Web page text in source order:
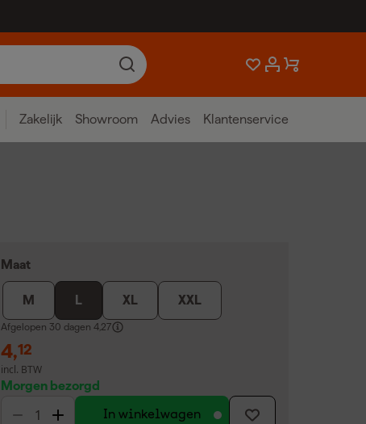
Zakelijk Showroom Advies Klantenservice
Maat
M L XL XXL
Afgelopen 30 dagen 4,27
4,12
incl. BTW
Morgen bezorgd
In winkelwagen